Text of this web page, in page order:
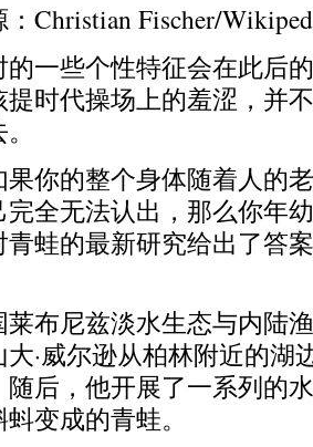
Fischer/
些个性特征会在此后
时代操场上的羞涩，并
的整个身体随着人的
全无法认出，那么你年
蛙的最新研究给出了答
尼兹淡水生态与内陆
·威尔逊从柏林附近的湖
随后，他开展了一系列的
变成的青蛙。